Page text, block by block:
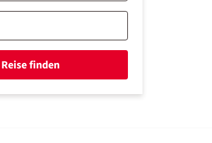
Reise finden